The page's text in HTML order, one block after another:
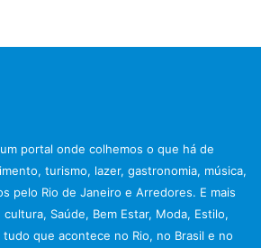
portal onde colhemos o que há de
turismo, lazer, gastronomia, música,
pelo Rio de Janeiro e Arredores. E mais
Saúde, Bem Estar, Moda, Estilo,
que acontece no Rio, no Brasil e no